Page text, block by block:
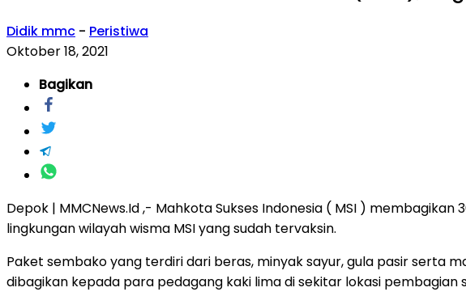
Didik mmc - Peristiwa
Oktober 18, 2021
Bagikan
Depok | MMCNews.Id ,- Mahkota Sukses Indonesia ( MSI )
lingkungan wilayah wisma MSI yang sudah tervaksin.
Paket sembako yang terdiri dari beras, minyak sayur, gula pasir serta
dibagikan kepada para pedagang kaki lima di sekitar lokasi pembagian